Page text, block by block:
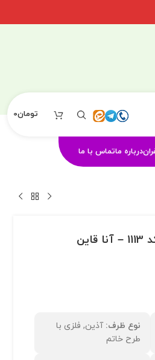
تومان0
درباره ماتماس با ما
نوع ظرف: آذین, فلزی با
طرح خاتم